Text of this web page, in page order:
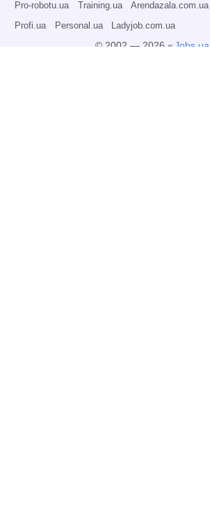
Pro-robotu.ua Training.ua Arendazala.com.ua
Profi.ua Personal.ua Ladyjob.com.ua
© 2002 — 2026 « Jobs.ua